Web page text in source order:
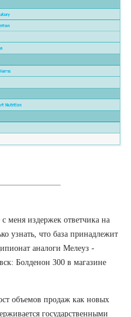
меня издержек ответчика на
узнать, что база принадлежит
аналоги Мелеуз -
Болденон 300 в магазине
объемов продаж как новых
государственными